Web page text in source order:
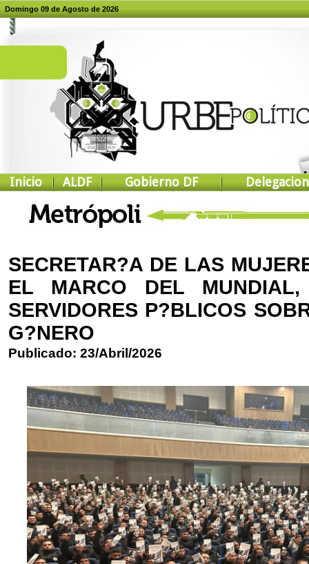
Domingo 09 de Agosto de 2026
Inicio ALDF Gobierno DF
SECRETAR?A DE LAS
EL MARCO DEL
SERVIDORES P?BLICOS
G?NERO
Publicado: 23/Abril/2026